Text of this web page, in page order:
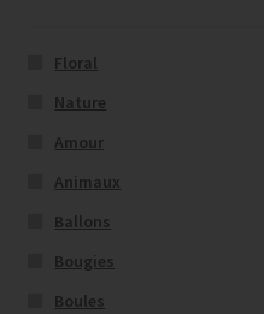
Floral
Nature
Amour
Animaux
Ballons
Bougies
Boules